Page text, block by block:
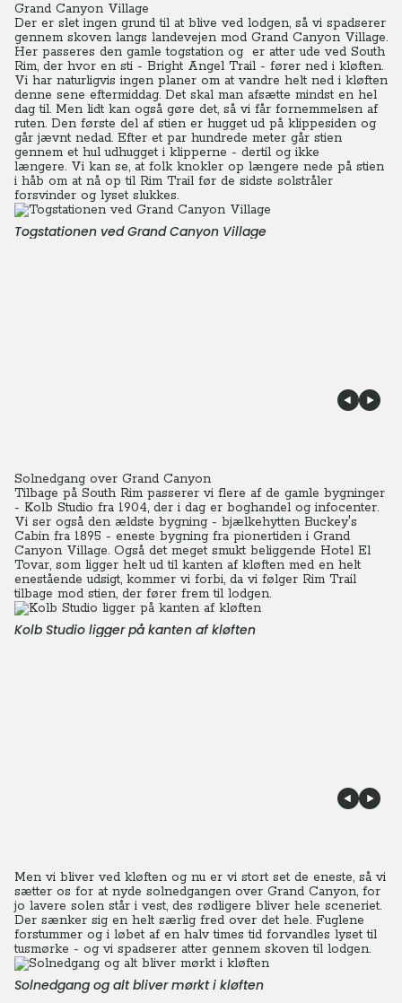
Grand Canyon Village
Der er slet ingen grund til at blive ved lodgen, så vi spadserer
gennem skoven langs landevejen mod Grand Canyon Village.
Her passeres den gamle togstation og er atter ude ved South
Rim, der hvor en sti - Bright Angel Trail - fører ned i kløften.
Vi har naturligvis ingen planer om at vandre helt ned i kløften
denne sene eftermiddag. Det skal man afsætte mindst en hel
dag til. Men lidt kan også gøre det, så vi får fornemmelsen af
ruten. Den første del af stien er hugget ud på klippesiden og
går jævnt nedad. Efter et par hundrede meter går stien
gennem et hul udhugget i klipperne - dertil og ikke
længere. Vi kan se, at folk knokler op længere nede på stien
i håb om at nå op til Rim Trail før de sidste solstråler
forsvinder og lyset slukkes.
Togstationen ved Grand Canyon Village
Solnedgang over Grand Canyon
Tilbage på South Rim passerer vi flere af de gamle bygninger
- Kolb Studio fra 1904, der i dag er boghandel og infocenter.
Vi ser også den ældste bygning - bjælkehytten Buckey's
Cabin fra 1895 - eneste bygning fra pionertiden i Grand
Canyon Village. Også det meget smukt beliggende Hotel El
Tovar, som ligger helt ud til kanten af kløften med en helt
enestående udsigt, kommer vi forbi, da vi følger Rim Trail
tilbage mod stien, der fører frem til lodgen.
Kolb Studio ligger på kanten af kløften
Men vi bliver ved kløften og nu er vi stort set de eneste, så vi
sætter os for at nyde solnedgangen over Grand Canyon, for
jo lavere solen står i vest, des rødligere bliver hele sceneriet.
Der sænker sig en helt særlig fred over det hele. Fuglene
forstummer og i løbet af en halv times tid forvandles lyset til
tusmørke - og vi spadserer atter gennem skoven til lodgen.
Solnedgang og alt bliver mørkt i kløften